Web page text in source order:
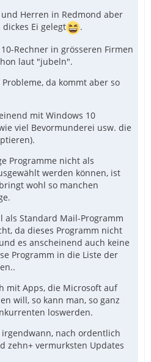
Herren in Redmond aber
Ei gelegt
.
Rechner in grösseren Firmen
laut "jubeln".
da kommt aber so
mit Windows 10
viel Bevormunderei usw. die
Programme nicht als
werden können, ist
wohl so manchen
als Standard Mail-Programm
da dieses Programm nicht
es anscheinend auch keine
Programm in die Liste der
mit Apps, die Microsoft auf
will, so kann man, so ganz
loswerden.
nach ordentlich
zehn+ vermurksten Updates